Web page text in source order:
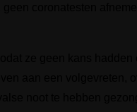
coronatesten